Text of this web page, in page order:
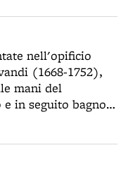
fascismo, ma
nel corso
nell'opificio
(1668-1752),
mani del
in seguito bagno
ortopedico